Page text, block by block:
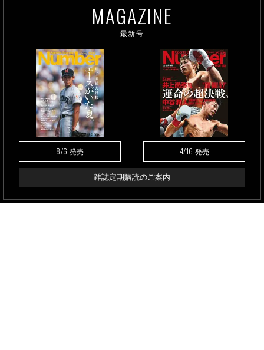
MAGAZINE
最新号
8/6 発売 4/16 発売
雑誌定期購読のご案内